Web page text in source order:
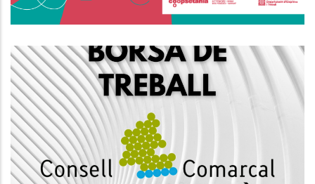
BORSA DE TREBALL Tècnic Mig Del
Servei D'atenció Integral LGBTI,
Grup A2.
S. socials